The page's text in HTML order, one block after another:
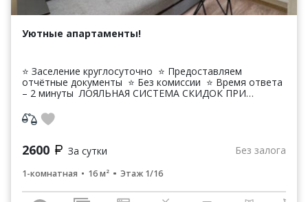
info@triproom.ru
Уютные апартаменты!
⭐ Заселение круглосуточно ​ ⭐ Предоставляем
отчётные документы ​ ⭐ Без комиссии ​ ⭐ Время ответа
– 2 минуты ​ ЛОЯЛЬНАЯ СИСТЕМА СКИДОК ПРИ
​...
2600 За сутки Без залога
1-комнатная 16 м² Этаж 1/16